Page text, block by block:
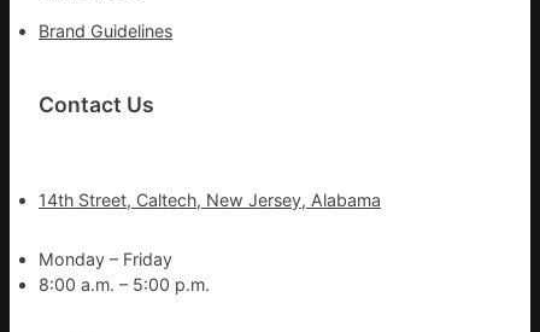
Brand Guidelines
Contact Us
14th Street, Caltech, New Jersey, Alabama
Monday – Friday
8:00 a.m. – 5:00 p.m.